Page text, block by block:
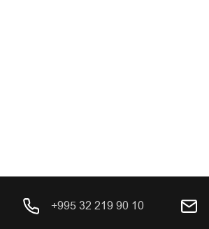
+995 32 219 90 10